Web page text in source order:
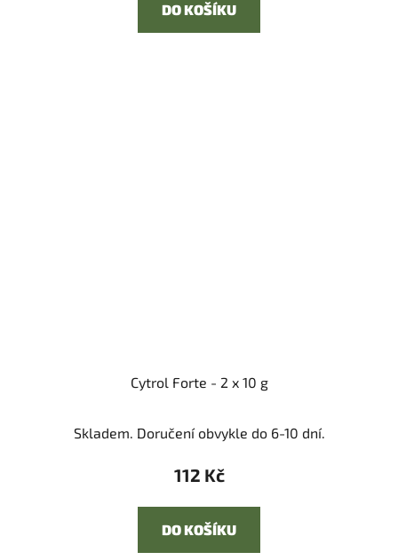
DO KOŠÍKU
Cytrol Forte - 2 x 10 g
Skladem. Doručení obvykle do 6-10 dní.
112 Kč
DO KOŠÍKU